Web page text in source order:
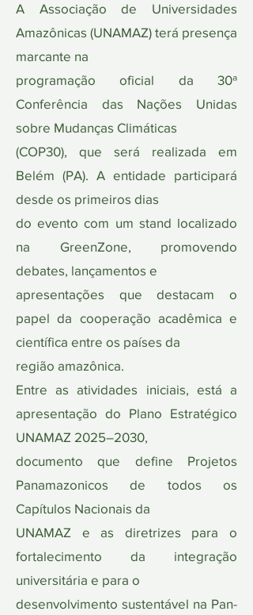
A Associação de Universidades
Amazônicas (UNAMAZ) terá presença
marcante na
programação oficial da 30ª
Conferência das Nações Unidas
sobre Mudanças Climáticas
(COP30), que será realizada em
Belém (PA). A entidade participará
desde os primeiros dias
do evento com um stand localizado
na GreenZone, promovendo
debates, lançamentos e
apresentações que destacam o
papel da cooperação acadêmica e
científica entre os países da
região amazônica.
Entre as atividades iniciais, está a
apresentação do Plano Estratégico
UNAMAZ 2025–2030,
documento que define Projetos
Panamazonicos de todos os
Capítulos Nacionais da
UNAMAZ e as diretrizes para o
fortalecimento da integração
universitária e para o
desenvolvimento sustentável na Pan-